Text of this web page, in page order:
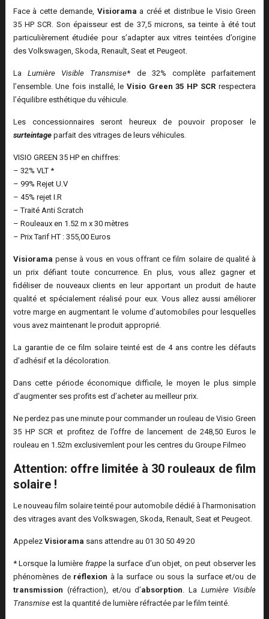
Face à cette demande, Visiorama a créé et distribue le Visio Green
35 HP SCR. Son épaisseur est de 37,5 microns, sa teinte à été tout
particulièrement étudiée pour s’adapter aux vitres teintées d’origine
des Volkswagen, Skoda, Renault, Seat et Peugeot.
LaLumière Visible Transmise* de 32% complète parfaitement
l’ensemble. Une fois installé, le Visio Green 35 HP SCR respectera
l’équilibre esthétique du véhicule.
Les concessionnaires seront heureux de pouvoir proposer le
surteintageparfait des vitrages de leurs véhicules.
VISIO GREEN 35 HP en chiffres:
– 32% VLT *
– 99% Rejet U.V
– 45% rejet I.R
– Traité Anti Scratch
– Rouleaux en 1.52 m x 30 mètres
– Prix Tarif HT : 355,00 Euros
Visiorama pense à vous en vous offrant ce film solaire de qualité à
un prix défiant toute concurrence. En plus, vous allez gagner et
fidéliser de nouveaux clients en leur apportant un produit de haute
qualité et spécialement réalisé pour eux. Vous allez aussi améliorer
votre marge en augmentant le volume d’automobiles pour lesquelles
vous avez maintenant le produit approprié.
La garantie de ce film solaire teinté est de 4 ans contre les défauts
d’adhésif et la décoloration.
Dans cette période économique difficile, le moyen le plus simple
d’augmenter ses profits est d’acheter au meilleur prix.
Ne perdez pas une minute pour commander un rouleau de Visio Green
35 HP SCR et profitez de l’offre de lancement de 248,50 Euros le
rouleau en 1.52m exclusivemlent pour les centres du Groupe Filmeo
Attention: offre limitée à 30 rouleaux de film
solaire !
Le nouveau film solaire teinté pour automobile dédié à l’harmonisation
des vitrages avant des Volkswagen, Skoda, Renault, Seat et Peugeot.
Appelez Visiorama sans attendre au 01 30 50 49 20
* Lorsque la lumière frappela surface d’un objet, on peut observer les
phénomènes de réflexion à la surface ou sous la surface et/ou de
transmission (réfraction), et/ou d’absorption. LaLumière Visible
Transmiseest la quantité de lumière réfractée par le film teinté.